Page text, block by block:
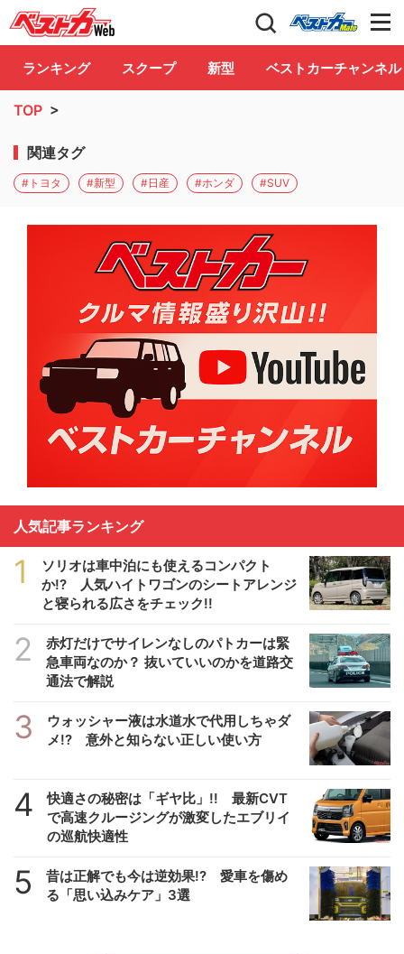
自動車情報誌「ベストカー」 Club
ランキング スクープ 新型 ベストカーチャンネル
TOP >
関連タグ
#トヨタ #新型 #日産 #ホンダ #SUV
人気記事ランキング
1
ソリオは車中泊にも使えるコンパクト
か!? 人気ハイトワゴンのシートアレンジ
と寝られる広さをチェック!!
2
赤灯だけでサイレンなしのパトカーは緊
急車両なのか？ 抜いていいのかを道路交
通法で解説
3
ウォッシャー液は水道水で代用しちゃダ
メ!? 意外と知らない正しい使い方
4
快適さの秘密は「ギヤ比」!! 最新CVT
で高速クルージングが激変したエブリイ
の巡航快適性
5
昔は正解でも今は逆効果!? 愛車を傷め
る「思い込みケア」3選